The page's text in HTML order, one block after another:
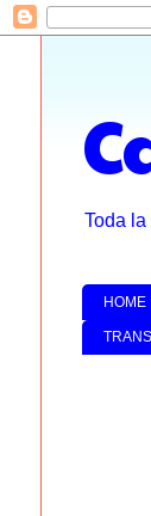
Toda
HOME